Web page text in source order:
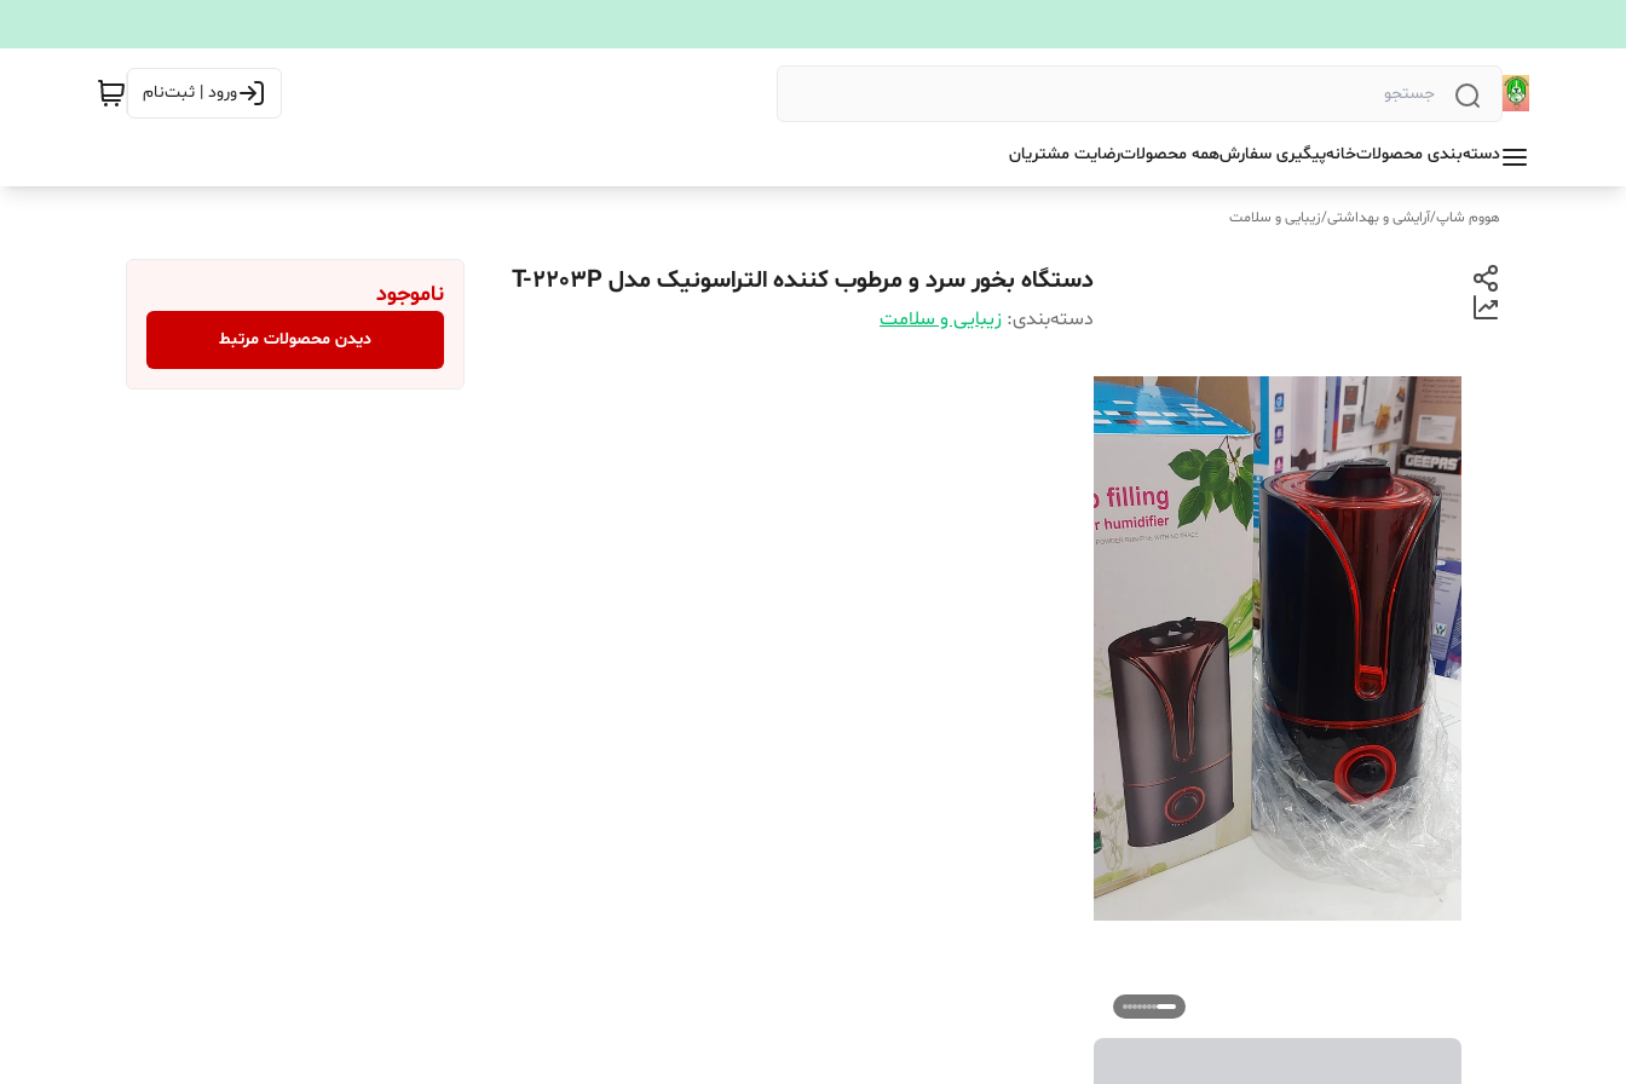
ورود | ثبت‌نام
دسته‌بندی محصولاتخانهپیگیری سفارشهمه محصولاترضایت مشتریان
هووم شاپ/آرایشی و بهداشتی/زیبایی و سلامت
دستگاه بخور سرد و مرطوب کننده التراسونیک مدل T-2203P
دسته‌بندی: زیبایی و سلامت
ناموجود
دیدن محصولات مرتبط